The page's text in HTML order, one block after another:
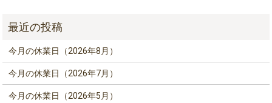
今月の休業日（2026年8月）
今月の休業日（2026年7月）
今月の休業日（2026年5月）